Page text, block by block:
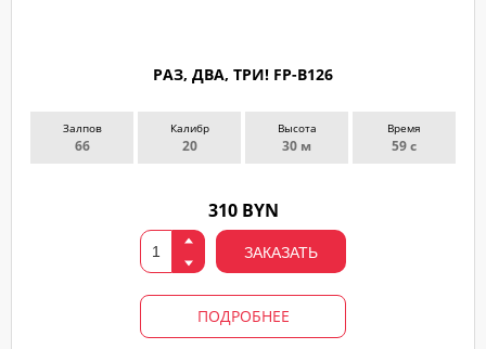
РАЗ, ДВА, ТРИ! FP-B126
Залпов
66
Калибр
20
Высота
30 м
Время
59 с
310 BYN
ЗАКАЗАТЬ
ПОДРОБНЕЕ